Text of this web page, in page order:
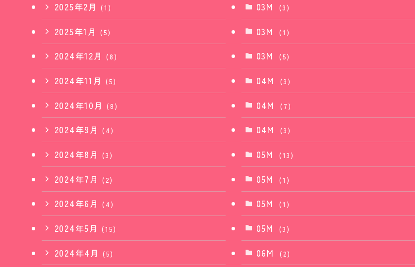
2025年2月 (1)
2025年1月 (5)
2024年12月 (8)
2024年11月 (5)
2024年10月 (8)
2024年9月 (4)
2024年8月 (3)
2024年7月 (2)
2024年6月 (4)
2024年5月 (15)
2024年4月 (5)
03M (3)
03M (1)
03M (5)
04M (3)
04M (7)
04M (3)
05M (13)
05M (1)
05M (1)
05M (3)
06M (2)